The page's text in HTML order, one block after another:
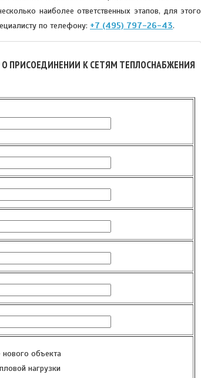
наиболее ответственных этапов, для этого
по телефону: +7 (495) 797-26-43.
ПРИСОЕДИНЕНИИ К СЕТЯМ ТЕПЛОСНАБЖЕНИЯ
объекта
нагрузки